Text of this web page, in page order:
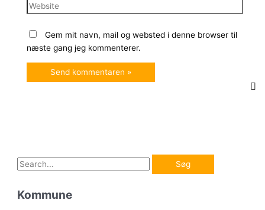
Website
Gem mit navn, mail og websted i denne browser til
næste gang jeg kommenterer.
S
g
Kommune